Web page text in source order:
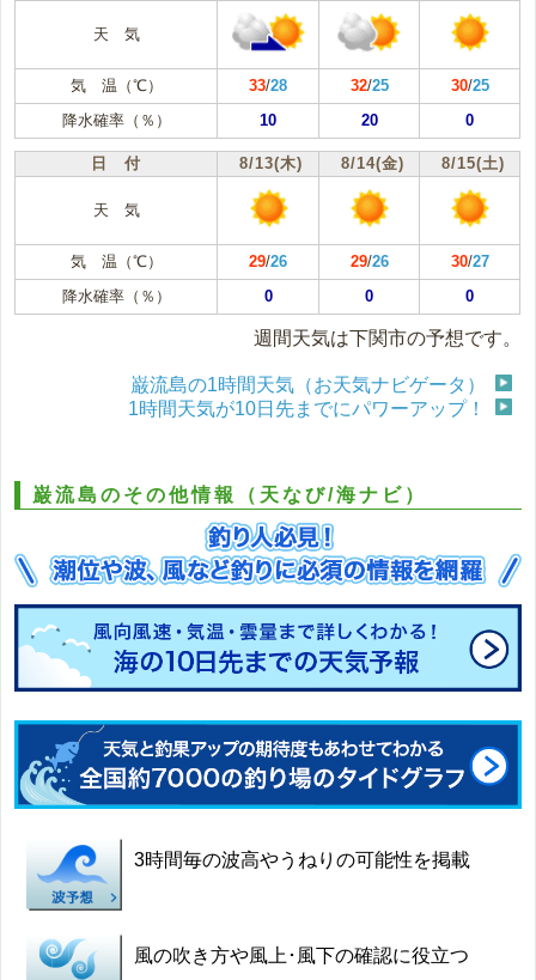
天 気
気 温（℃） 33/28 32/25 30/25
降水確率（％）
10 20 0
日 付 8/13(木) 8/14(金) 8/15(土)
天 気
気 温（℃） 29/26 29/26 30/27
降水確率（％）
0 0 0
週間天気は下関市の予想です。
巌流島の1時間天気（お天気ナビゲータ）
1時間天気が10日先までにパワーアップ！
巌流島のその他情報（天なび/海ナビ）
3時間毎の波高やうねりの可能性を掲載
風の吹き方や風上･風下の確認に役立つ